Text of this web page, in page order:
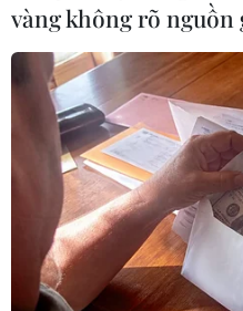
chính Putrajaya
Ban tổ chức, liên
khoảng300.000 lượt
tế tham dự./.
Xuân Triển/
vàng không rõ nguồn